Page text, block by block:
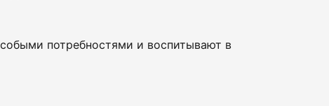
потребностями и воспитывают в